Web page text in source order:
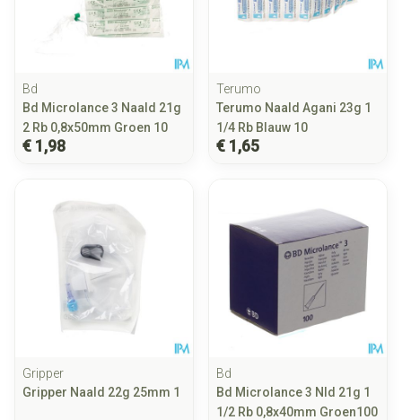
Bd
Bd Microlance 3 Naald 21g
2 Rb 0,8x50mm Groen 10
€ 1,98
Terumo
Terumo Naald Agani 23g 1
1/4 Rb Blauw 10
€ 1,65
Gripper
Gripper Naald 22g 25mm 1
Bd
Bd Microlance 3 Nld 21g 1
1/2 Rb 0,8x40mm Groen100